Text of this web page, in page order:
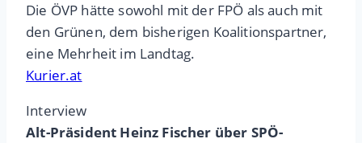
Die ÖVP hätte sowohl mit der FPÖ als auch mit
den Grünen, dem bisherigen Koalitionspartner,
eine Mehrheit im Landtag.
Kurier.at
Interview
Alt-Präsident Heinz Fischer über SPÖ-